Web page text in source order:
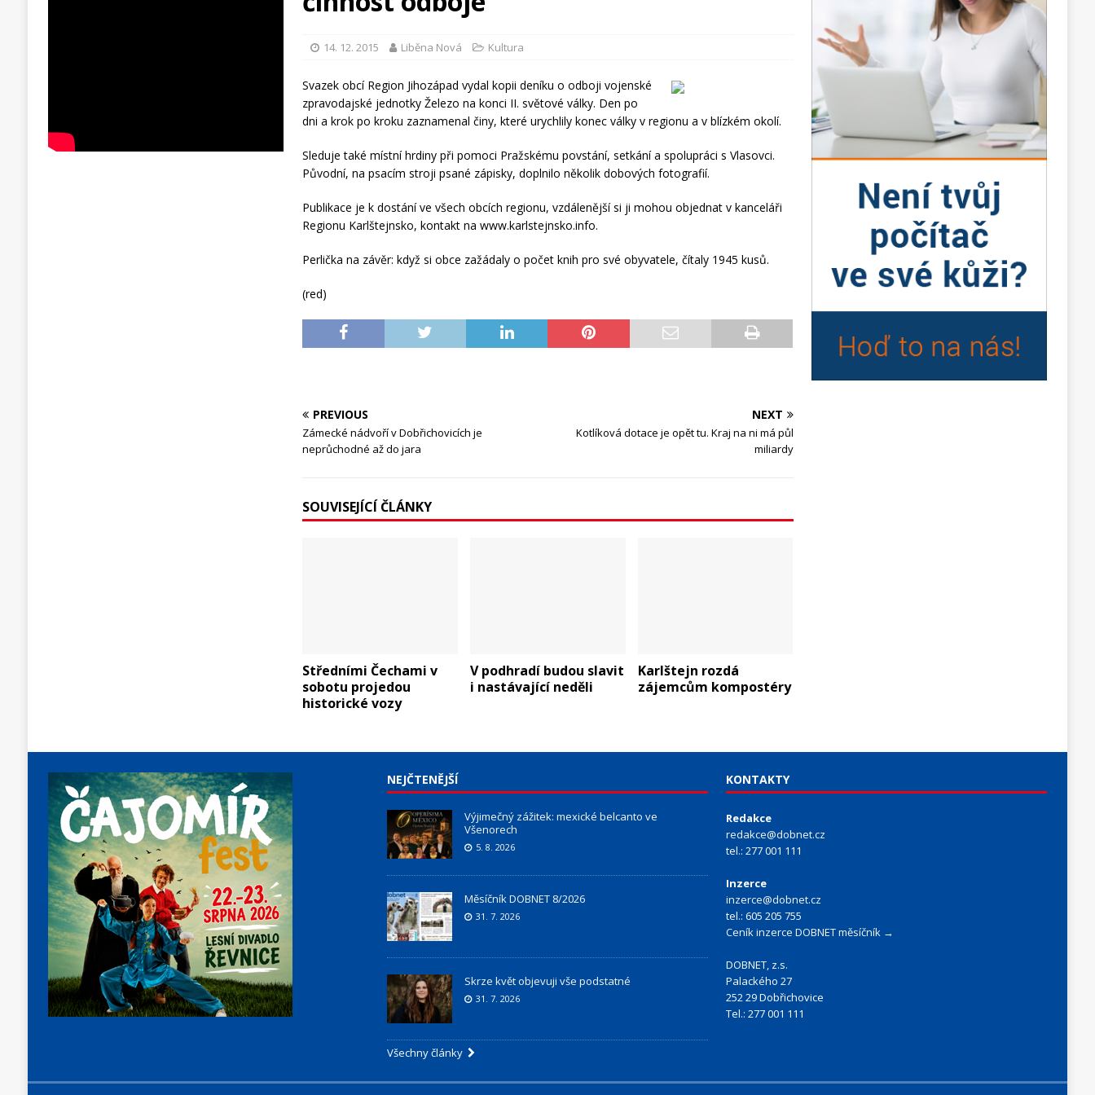
14. 12. 2015 Liběna Nová Kultura
Svazek obcí Region Jihozápad vydal kopii deníku o odboji vojenské
zpravodajské jednotky Železo na konci II. světové války. Den po
dni a krok po kroku zaznamenal činy, které urychlily konec války v regionu a v blízkém okolí.
Sleduje také místní hrdiny při pomoci Pražskému povstání, setkání a spolupráci s Vlasovci.
Původní, na psacím stroji psané zápisky, doplnilo několik dobových fotografií.
Publikace je k dostání ve všech obcích regionu, vzdálenější si ji mohou objednat v kanceláři
Regionu Karlštejnsko, kontakt na www.karlstejnsko.info.
Perlička na závěr: když si obce zažádaly o počet knih pro své obyvatele, čítaly 1945 kusů.
(red)
PREVIOUS
Zámecké nádvoří v Dobřichovicích je
neprůchodné až do jara
NEXT
Kotlíková dotace je opět tu. Kraj na ni má půl
miliardy
SOUVISEJÍCÍ ČLÁNKY
Středními Čechami v
sobotu projedou
historické vozy
V podhradí budou slavit
i nastávající neděli
Karlštejn rozdá
zájemcům kompostéry
NEJČTENĚJŠÍ
Výjimečný zážitek: mexické belcanto ve
Všenorech
5. 8. 2026
Měsíčník DOBNET 8/2026
31. 7. 2026
Skrze květ objevuji vše podstatné
31. 7. 2026
Všechny články
KONTAKTY
Redakce
redakce@dobnet.cz
tel.: 277 001 111
Inzerce
inzerce@dobnet.cz
tel.: 605 205 755
Ceník inzerce DOBNET měsíčník →
DOBNET, z.s.
Palackého 27
252 29 Dobřichovice
Tel.: 277 001 111